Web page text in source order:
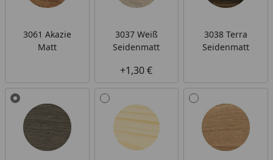
3061 Akazie
Matt
3037 Weiß
Seidenmatt
+1,30 €
3038 Terra
Seidenmatt